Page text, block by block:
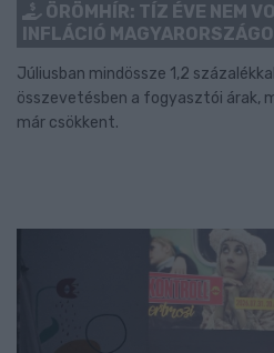
ÖRÖMHÍR: TÍZ ÉVE NEM
INFLÁCIÓ
Júliusban mindössze 1,2
összevetésben a fogyasztói árak,
már csökkent.